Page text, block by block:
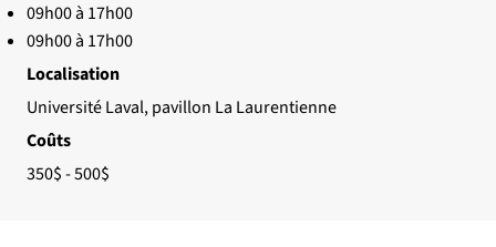
09h00 à 17h00
09h00 à 17h00
Localisation
Université Laval, pavillon La Laurentienne
Coûts
350$ - 500$